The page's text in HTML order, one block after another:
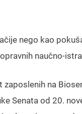
nego kao
naučno-
na
Senata od 20.